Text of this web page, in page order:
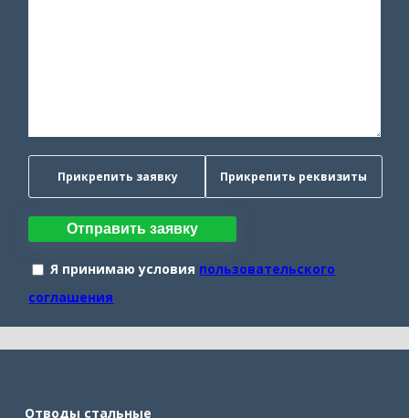
Прикрепить заявку Прикрепить реквизиты
Отправить заявку
Я принимаю условия пользовательского
соглашения
Отводы стальные